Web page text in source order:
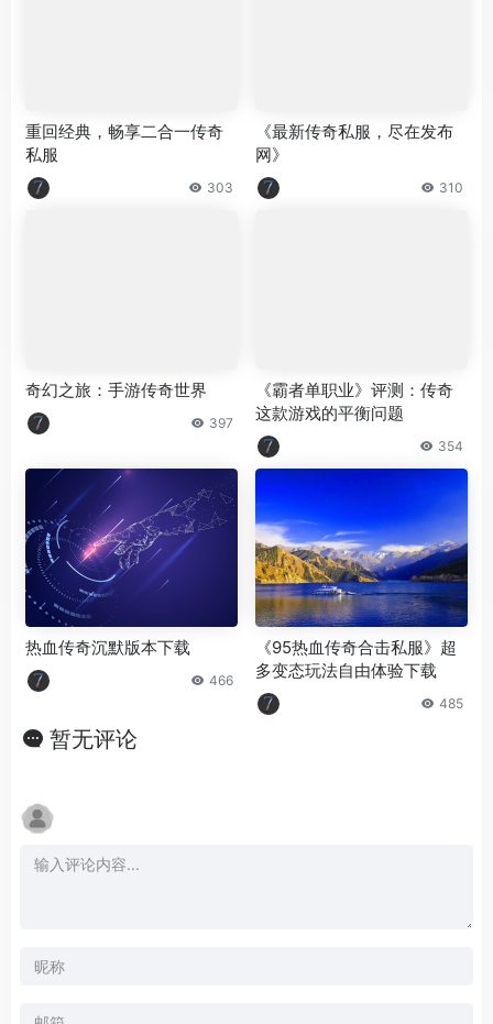
重回经典，畅享二合一传奇
私服
303
《最新传奇私服，尽在发布
网》
310
奇幻之旅：手游传奇世界
397
《霸者单职业》评测：传奇
这款游戏的平衡问题
354
热血传奇沉默版本下载
466
《95热血传奇合击私服》超
多变态玩法自由体验下载
485
暂无评论